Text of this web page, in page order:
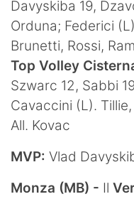
Davyskiba 19,
Orduna; Federici
Brunetti, Rossi,
Top Volley
Szwarc 12, Sabbi
Cavaccini (L).
All. Kovac
MVP: Vlad
Monza (MB) - Il